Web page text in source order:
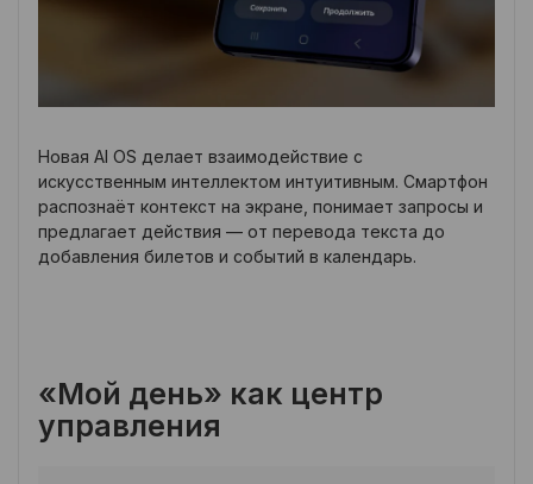
Новая AI OS делает взаимодействие с
искусственным интеллектом интуитивным. Смартфон
распознаёт контекст на экране, понимает запросы и
предлагает действия — от перевода текста до
добавления билетов и событий в календарь.
«Мой день» как центр
управления